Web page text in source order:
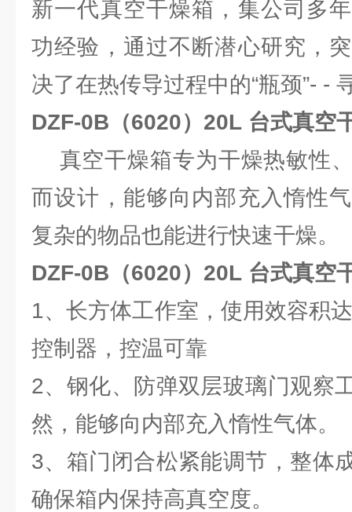
新一代真空干燥箱，集公司多
功经验，通过不断潜心研究，
决了在热传导过程中的“瓶颈”- -
DZF-0B（6020）20L 台式真空
真空干燥箱专为干燥热敏性
而设计，能够向内部充入惰性
复杂的物品也能进行快速干燥。
DZF-0B（6020）20L 台式真空
1、长方体工作室，使用效容积
控制器，控温可靠
2、钢化、防弹双层玻璃门观察
然，能够向内部充入惰性气体。
3、箱门闭合松紧能调节，整体
确保箱内保持高真空度。